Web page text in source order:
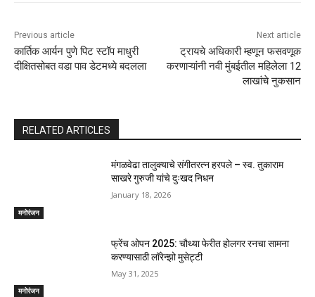
Previous article
कार्तिक आर्यन पुणे पिट स्टॉप माधुरी
दीक्षितसोबत वडा पाव डेटमध्ये बदलला
Next article
ट्रायचे अधिकारी म्हणून फसवणूक
करणाऱ्यांनी नवी मुंबईतील महिलेला 12
लाखांचे नुकसान
RELATED ARTICLES
मनोरंजन
मंगळवेढा तालुक्याचे संगीतरत्न हरपले – स्व. तुकाराम
साखरे गुरुजी यांचे दुःखद निधन
January 18, 2026
मनोरंजन
फ्रेंच ओपन 2025: चौथ्या फेरीत होलगर रनचा सामना
करण्यासाठी लॉरेन्झो मुसेट्टी
May 31, 2025